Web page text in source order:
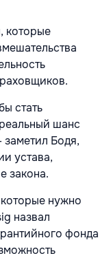
которые
стать
шанс
заметил Бодя,
устава,
закона.
нужно
назвал
фонда